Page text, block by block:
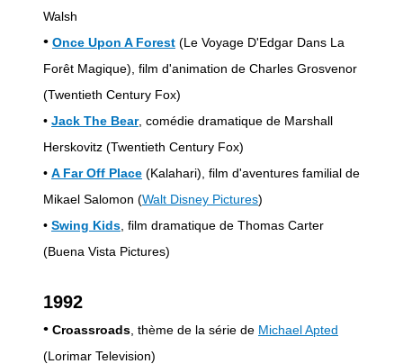
Walsh
• Once Upon A Forest (Le Voyage D'Edgar Dans La
Forêt Magique), film d'animation de Charles Grosvenor
(Twentieth Century Fox)
• Jack The Bear, comédie dramatique de Marshall
Herskovitz (Twentieth Century Fox)
• A Far Off Place (Kalahari), film d'aventures familial de
Mikael Salomon (Walt Disney Pictures)
• Swing Kids , film dramatique de Thomas Carter
(Buena Vista Pictures)
1992
• Croassroads , thème de la série de Michael Apted
(Lorimar Television)